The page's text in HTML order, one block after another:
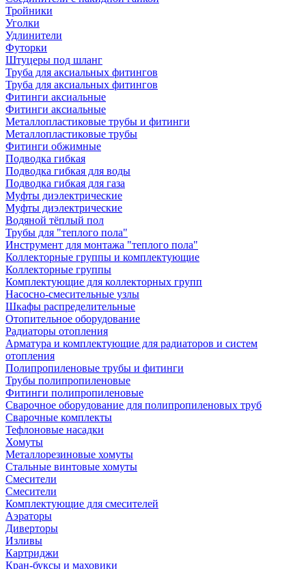
Тройники
Уголки
Удлинители
Футорки
Штуцеры под шланг
Труба для аксиальных фитингов
Труба для аксиальных фитингов
Фитинги аксиальные
Фитинги аксиальные
Металлопластиковые трубы и фитинги
Металлопластиковые трубы
Фитинги обжимные
Подводка гибкая
Подводка гибкая для воды
Подводка гибкая для газа
Муфты диэлектрические
Муфты диэлектрические
Водяной тёплый пол
Трубы для "теплого пола"
Инструмент для монтажа "теплого пола"
Коллекторные группы и комплектующие
Коллекторные группы
Комплектующие для коллекторных групп
Насосно-смесительные узлы
Шкафы распределительные
Отопительное оборудование
Радиаторы отопления
Арматура и комплектующие для радиаторов и систем
отопления
Полипропиленовые трубы и фитинги
Трубы полипропиленовые
Фитинги полипропиленовые
Сварочное оборудование для полипропиленовых труб
Сварочные комплекты
Тефлоновые насадки
Хомуты
Металлорезиновые хомуты
Стальные винтовые хомуты
Смесители
Смесители
Комплектующие для смесителей
Аэраторы
Диверторы
Изливы
Картриджи
Кран-буксы и маховики